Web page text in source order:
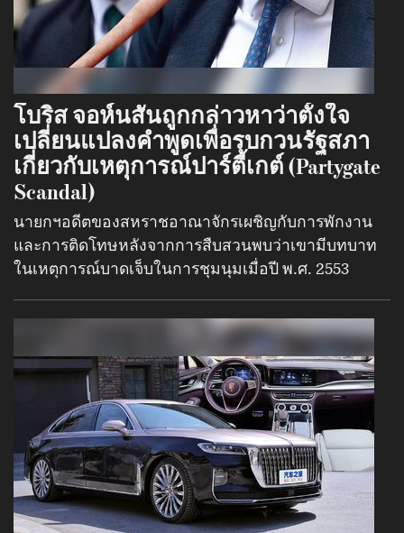
โบริส จอห์นสันถูกกล่าวหาว่าตั้งใจ
เปลี่ยนแปลงคำพูดเพื่อรบกวนรัฐสภา
เกี่ยวกับเหตุการณ์ปาร์ตี้เกต์ (Partygate
Scandal)
นายกฯอดีตของสหราชอาณาจักรเผชิญกับการพักงาน
และการติดโทษหลังจากการสืบสวนพบว่าเขามีบทบาท
ในเหตุการณ์บาดเจ็บในการชุมนุมเมื่อปี พ.ศ. 2553